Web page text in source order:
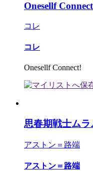
Onesellf
コレ
コレ
Onesellf Connect!
思春期戦士ムラ
アストン＝路端
アストン＝路端